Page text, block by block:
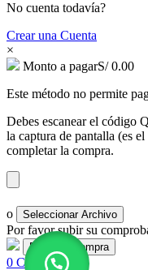
No cuenta todavía?
Crear una Cuenta
×
Monto a pagarS/0.00
Este método no permite
Debes escanear el código
la captura de pantalla (es
completar la compra.
o Seleccionar Archivo
Por favor subir su
0 Comparar